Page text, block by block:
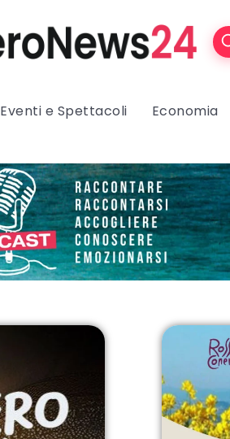
Eventi e Spettacoli Economia